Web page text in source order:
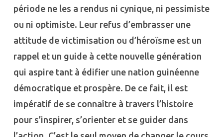
période ne les a rendus ni cynique, ni pessimiste
ou ni optimiste. Leur refus d’embrasser une
attitude de victimisation ou d’héroïsme est un
rappel et un guide à cette nouvelle génération
qui aspire tant à édifier une nation guinéenne
démocratique et prospère. De ce fait, il est
impératif de se connaître à travers l’histoire
pour s’inspirer, s’orienter et se guider dans